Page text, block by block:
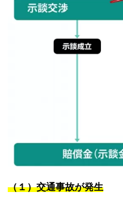
（１）交通事故が発生